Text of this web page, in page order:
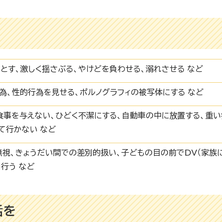
す、激しく揺さぶる、やけどを負わせる、溺れさせる など
、性的行為を見せる、ポルノグラフィの被写体にする など
事を与えない、ひどく不潔にする、自動車の中に放置する、重
行かない など
視、きょうだい間での差別的扱い、子どもの目の前でDV（家族
行う など
を